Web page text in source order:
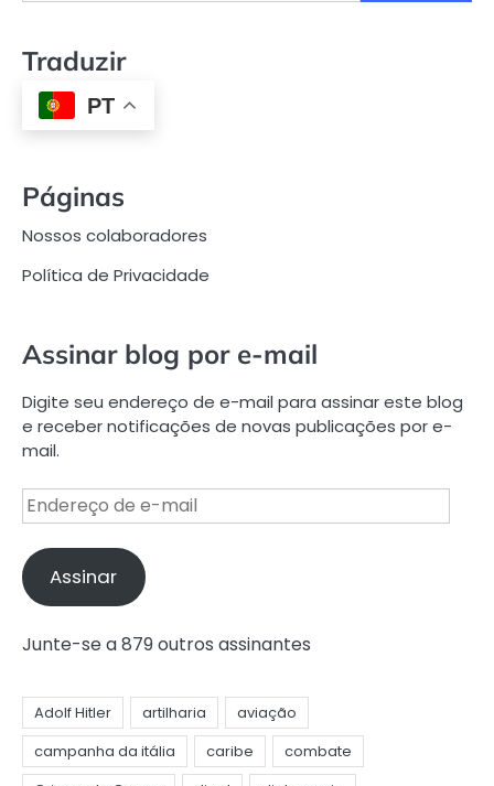
Traduzir
PT
Páginas
Nossos colaboradores
Política de Privacidade
Assinar blog por e-mail
Digite seu endereço de e-mail para assinar este blog
e receber notificações de novas publicações por e-
mail.
Endereço
de
e-
mailAssinar
Junte-se a 879 outros assinantes